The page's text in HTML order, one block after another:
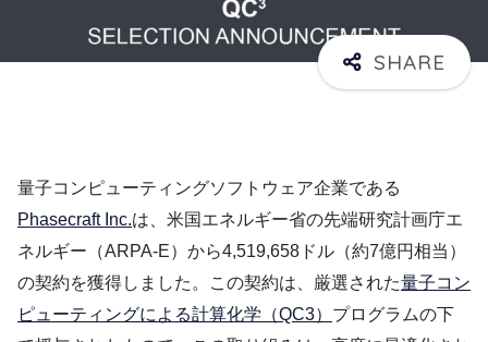
量子コンピューティングソフトウェア企業である
Phasecraft Inc.は、米国エネルギー省の先端研究計画庁エ
ネルギー（ARPA-E）から4,519,658ドル（約7億円相当）
の契約を獲得しました。この契約は、厳選された量子コン
ピューティングによる計算化学（QC3） プログラムの下